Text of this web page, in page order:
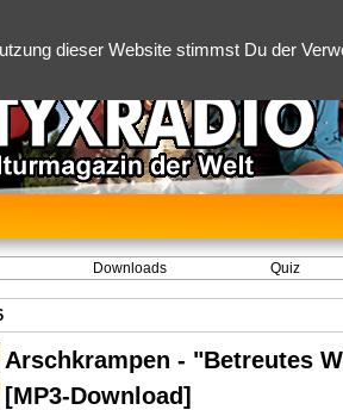
dieser Website stimmst Du der
Downloads Quiz
Arschkrampen - "Betreutes
[MP3-Download]